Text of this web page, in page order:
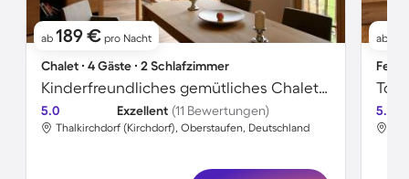
ab 189 € pro Nacht
Chalet ∙ 4 Gäste ∙ 2 Schlafzimmer
Kinderfreundliches gemütliches Chalet mit Sauna | Bergblick
5.0 Exzellent (11 Bewertungen)
Thalkirchdorf (Kirchdorf), Oberstaufen, Deutschland
ab
5.0